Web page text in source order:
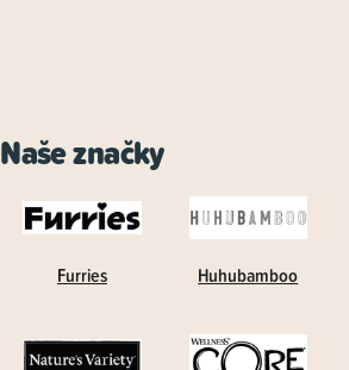
Naše značky
Furries Huhubamboo